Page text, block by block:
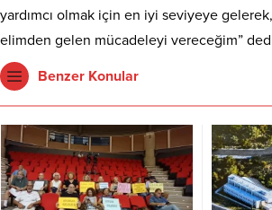
yardımcı olmak için en iyi seviyeye
elimden gelen mücadeleyi vereceğim”
Benzer Konular